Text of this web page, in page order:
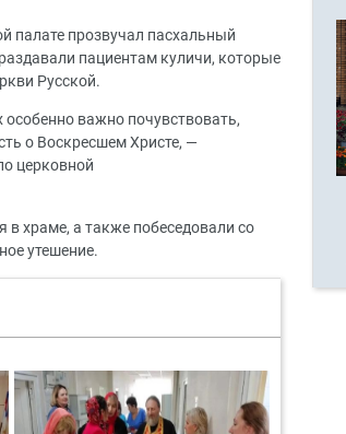
палате прозвучал пасхальный
пациентам куличи, которые
Русской.
важно почувствовать,
о Воскресшем Христе, —
церковной
храме, а также побеседовали со
утешение.